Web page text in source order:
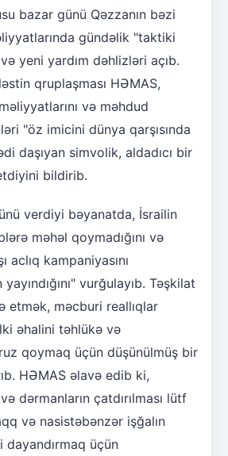
bazar günü Qəzzanın bəzi
gündəlik "taktiki
yeni yardım dəhlizləri açıb.
qruplaşması HƏMAS,
və məhdud
"öz imicini dünya qarşısında
daşıyan simvolik, aldadıcı bir
bildirib.
verdiyi bəyanatda, İsrailin
məhəl qoymadığını və
aclıq kampaniyasını
vurğulayıb. Təşkilat
etmək, məcburi reallıqlar
əhalini təhlükə və
qoymaq üçün düşünülmüş bir
HƏMAS əlavə edib ki,
dərmanların çatdırılması lütf
və nasistəbənzər işğalın
dayandırmaq üçün